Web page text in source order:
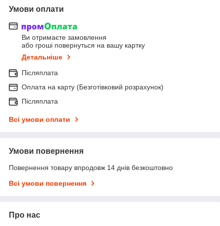
Умови оплати
Ви отримаєте замовлення
або гроші повернуться на вашу картку
Детальніше
Післяплата
Оплата на карту (Безготівковий розрахунок)
Післяплата
Всі умови оплати
Умови повернення
Повернення товару впродовж 14 днів безкоштовно
Всі умови повернення
Про нас